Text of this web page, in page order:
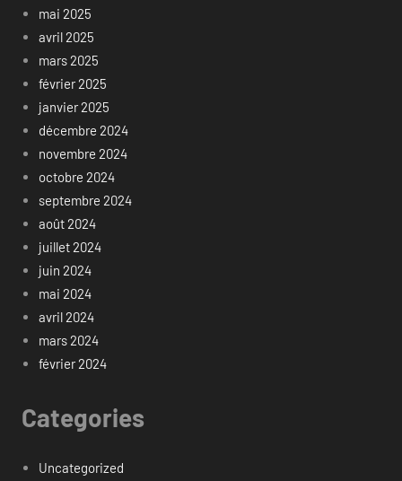
mai 2025
avril 2025
mars 2025
février 2025
janvier 2025
décembre 2024
novembre 2024
octobre 2024
septembre 2024
août 2024
juillet 2024
juin 2024
mai 2024
avril 2024
mars 2024
février 2024
Categories
Uncategorized